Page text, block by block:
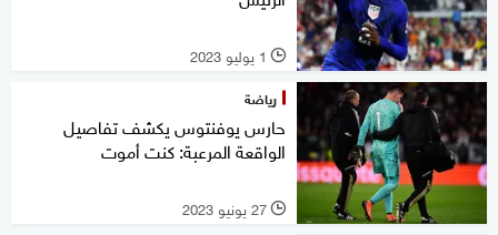
l 1 يوليو 2023
رياضة
حارس يوفنتوس يكشف تفاصيل
الواقعة المرعبة: كنت أموت
l 27 يونيو 2023